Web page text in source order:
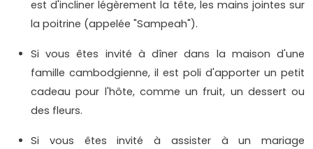
est d'incliner légèrement la tête, les mains jointes sur
la poitrine (appelée "Sampeah").
Si vous êtes invité à dîner dans la maison d'une
famille cambodgienne, il est poli d'apporter un petit
cadeau pour l'hôte, comme un fruit, un dessert ou
des fleurs.
Si vous êtes invité à assister à un mariage